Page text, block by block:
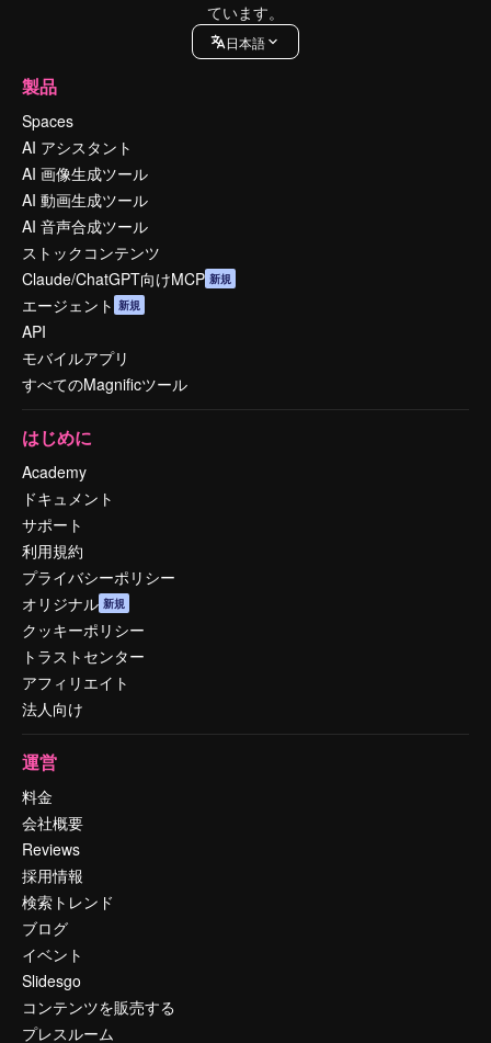
ています。
日本語
製品
Spaces
AI アシスタント
AI 画像生成ツール
AI 動画生成ツール
AI 音声合成ツール
ストックコンテンツ
Claude/ChatGPT向けMCP 新規
エージェント 新規
API
モバイルアプリ
すべてのMagnificツール
はじめに
Academy
ドキュメント
サポート
利用規約
プライバシーポリシー
オリジナル 新規
クッキーポリシー
トラストセンター
アフィリエイト
法人向け
運営
料金
会社概要
Reviews
採用情報
検索トレンド
ブログ
イベント
Slidesgo
コンテンツを販売する
プレスルーム